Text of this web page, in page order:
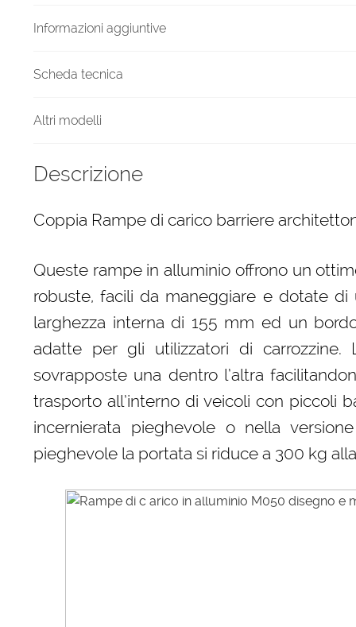
Informazioni aggiuntive
Scheda tecnica
Altri modelli
Descrizione
Coppia Rampe di carico barriere
Queste rampe in alluminio offrono un
robuste, facili da maneggiare e dotate
larghezza interna di 155 mm ed un
adatte per gli utilizzatori di
sovrapposte una dentro l’altra
trasporto all’interno di veicoli con piccoli
incernierata pieghevole o nella
pieghevole la portata si riduce a 300 kg